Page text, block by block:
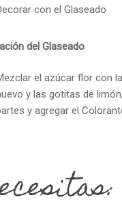
Go To Shop
con el Glaseado
del Glaseado
el azúcar flor con
y las gotitas de
y agregar el